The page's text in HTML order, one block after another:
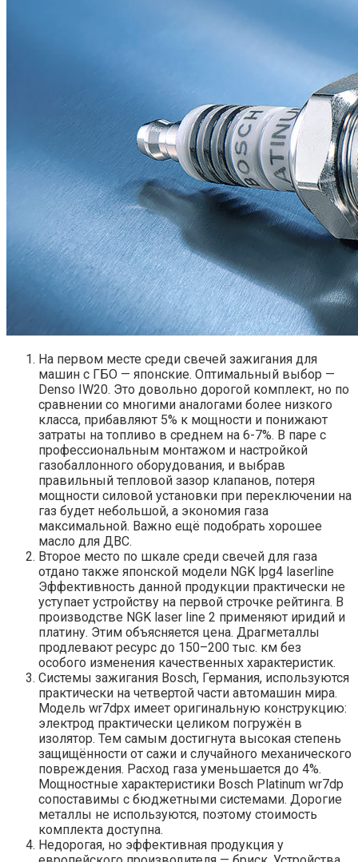
На первом месте среди свечей зажигания для
машин с ГБО — японские. Оптимальный выбор —
Denso IW20. Это довольно дорогой комплект, но по
сравнении со многими аналогами более низкого
класса, прибавляют 5% к мощности и понижают
затраты на топливо в среднем на 6-7%. В паре с
профессиональным монтажом и настройкой
газобаллонного оборудования, и выбрав
правильный тепловой зазор клапанов, потеря
мощности силовой установки при переключении на
газ будет небольшой, а экономия газа
максимальной. Важно ещё подобрать хорошее
масло для ДВС.
Второе место по шкале среди свечей для газа
отдано также японской модели NGK lpg4 laserline
Эффективность данной продукции практически не
уступает устройству на первой строчке рейтинга. В
производстве NGK laser line 2 применяют иридий и
платину. Этим объясняется цена. Драгметаллы
продлевают ресурс до 150–200 тыс. км без
особого изменения качественных характеристик.
Системы зажигания Bosch, Германия, используются
практически на четвертой части автомашин мира.
Модель wr7dpx имеет оригинальную конструкцию:
электрод практически целиком погружён в
изолятор. Тем самым достигнута высокая степень
защищённости от сажи и случайного механического
повреждения. Расход газа уменьшается до 4%.
Мощностные характеристики Bosch Platinum wr7dp
сопоставимы с бюджетными системами. Дорогие
металлы не используются, поэтому стоимость
комплекта доступна.
Недорогая, но эффективная продукция у